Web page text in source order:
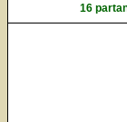
16